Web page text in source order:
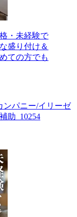
・未経験で
盛り付け＆
ての方でも
ンパニー/イリーゼ
助_10254